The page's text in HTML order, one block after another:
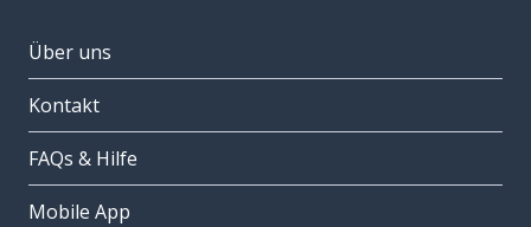
Über uns
Kontakt
FAQs & Hilfe
Mobile App